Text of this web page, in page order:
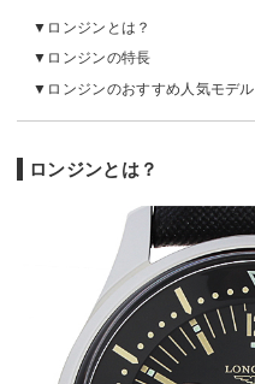
ロンジンとは？
ロンジンの特長
ロンジンのおすすめ人気モデル
ロンジンとは？